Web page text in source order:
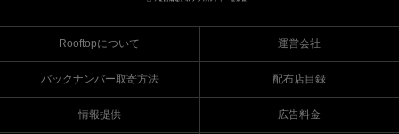
Rooftopについて 運営会社
バックナンバー取寄方法 配布店目録
情報提供 広告料金